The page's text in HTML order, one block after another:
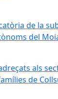
de la
de la
del
als
als
de